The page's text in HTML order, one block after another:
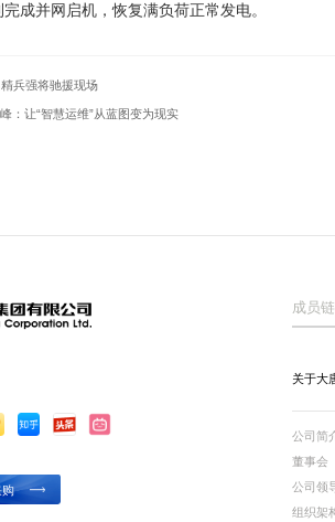
成并网启机，恢复满负荷正常发电。
兵强将驰援现场
：让“智慧运维”从蓝图变为现实
购
成员
关于大
公司简
董事会
公司领
组织架